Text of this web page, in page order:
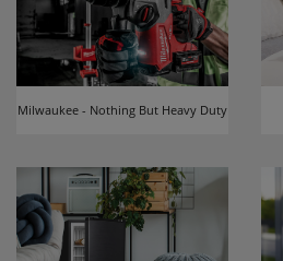
Milwaukee - Nothing But Heavy Duty